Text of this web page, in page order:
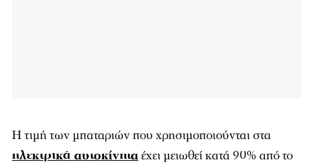
Η τιμή των μπαταριών που χρησιμοποιούνται στα
ηλεκτρικά αυτοκίνηταέχει μειωθεί κατά 90% από το